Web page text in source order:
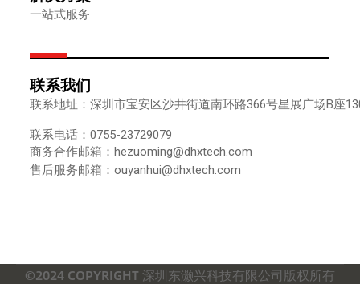
一站式服务
售后服务邮箱：ouyanhui@dhxtech.com
商务合作邮箱：hezuoming@dhxtech.com
联系电话：0755-23729079
联系地址：深圳市宝安区沙井街道南环路366号星展广场B座
联系我们
©2024 COPYRIGHT 深圳东灏兴科技有限公司版权所有